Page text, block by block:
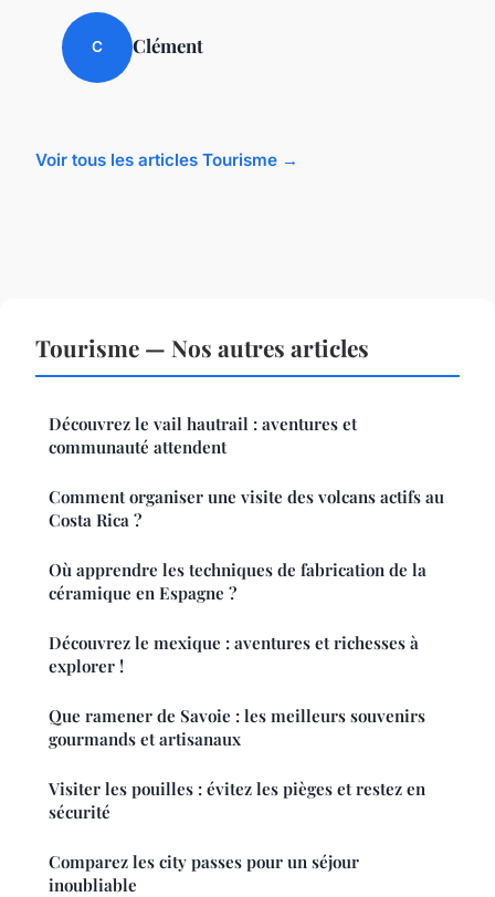
C Clément
Voir tous les articles Tourisme →
Tourisme — Nos autres articles
Découvrez le vail hautrail : aventures et
communauté attendent
Comment organiser une visite des volcans actifs au
Costa Rica ?
Où apprendre les techniques de fabrication de la
céramique en Espagne ?
Découvrez le mexique : aventures et richesses à
explorer !
Que ramener de Savoie : les meilleurs souvenirs
gourmands et artisanaux
Visiter les pouilles : évitez les pièges et restez en
sécurité
Comparez les city passes pour un séjour
inoubliable